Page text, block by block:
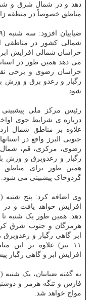
دهد و در شمال شرق و
مناطق خصوصاً در منطقه
شمالی کشور در مناطقی از
خراسان شمالی افزایش
می دهد همین طور در
خراسان رضوی و برخی
رگبار و رعدو برق و وزش
شود.
رئیس مرکز ملی
علاوه بر مناطق شمال
جنوبی البرز واقع در
رضوی، مرکزی، قم، شمال
رگبار و رعدوبرق و وزش
همین طور برای
گردوخاک پیشبینی می شود.
افزایش خواهد یافت و
هرمزگان و جنوب شرق
۱۱ تیر) علاوه بر این
افزایش ابر و گاهی رگبار
مواج خواهد شد.